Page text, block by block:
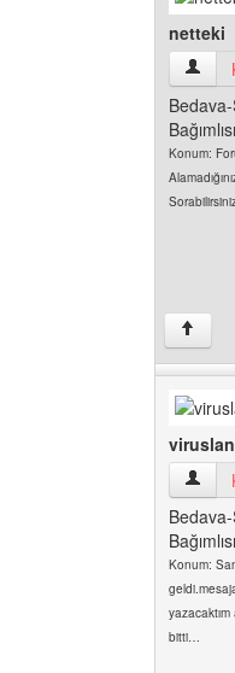
netteki
Bağımlısı
Konum:
↑
Bağımlısı
Konum:
bitti…